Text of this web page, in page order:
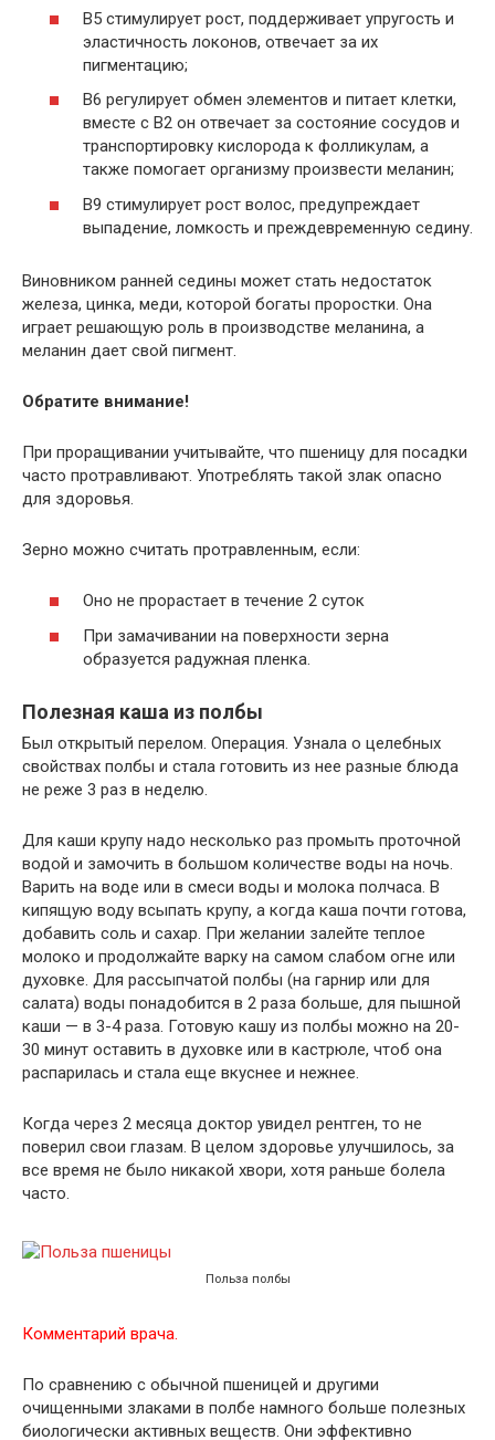
В5 стимулирует рост, поддерживает упругость и
эластичность локонов, отвечает за их
пигментацию;
В6 регулирует обмен элементов и питает клетки,
вместе с В2 он отвечает за состояние сосудов и
транспортировку кислорода к фолликулам, а
также помогает организму произвести меланин;
В9 стимулирует рост волос, предупреждает
выпадение, ломкость и преждевременную седину.
Виновником ранней седины может стать недостаток
железа, цинка, меди, которой богаты проростки. Она
играет решающую роль в производстве меланина, а
меланин дает свой пигмент.
Обратите внимание!
При проращивании учитывайте, что пшеницу для посадки
часто протравливают. Употреблять такой злак опасно
для здоровья.
Зерно можно считать протравленным, если:
Оно не прорастает в течение 2 суток
При замачивании на поверхности зерна
образуется радужная пленка.
Полезная каша из полбы
Был открытый перелом. Операция. Узнала о целебных
свойствах полбы и стала готовить из нее разные блюда
не реже 3 раз в неделю.
Для каши крупу надо несколько раз промыть проточной
водой и замочить в большом количестве воды на ночь.
Варить на воде или в смеси воды и молока полчаса. В
кипящую воду всыпать крупу, а когда каша почти готова,
добавить соль и сахар. При желании залейте теплое
молоко и продолжайте варку на самом слабом огне или
духовке. Для рассыпчатой полбы (на гарнир или для
салата) воды понадобится в 2 раза больше, для пышной
каши — в 3-4 раза. Готовую кашу из полбы можно на 20-
30 минут оставить в духовке или в кастрюле, чтоб она
распарилась и стала еще вкуснее и нежнее.
Когда через 2 месяца доктор увидел рентген, то не
поверил свои глазам. В целом здоровье улучшилось, за
все время не было никакой хвори, хотя раньше болела
часто.
Польза полбы
Комментарий врача.
По сравнению с обычной пшеницей и другими
очищенными злаками в полбе намного больше полезных
биологически активных веществ. Они эффективно